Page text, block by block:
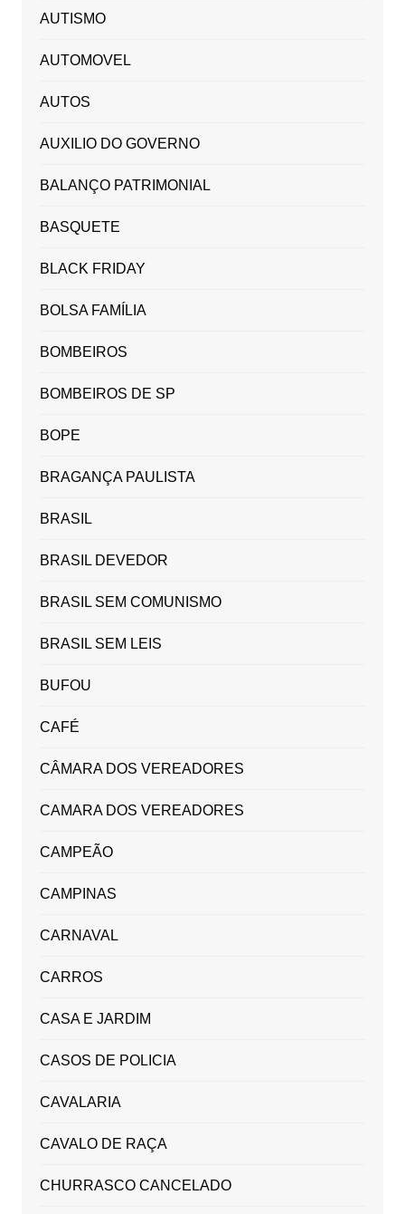
AUTISMO
AUTOMOVEL
AUTOS
AUXILIO DO GOVERNO
BALANÇO PATRIMONIAL
BASQUETE
BLACK FRIDAY
BOLSA FAMÍLIA
BOMBEIROS
BOMBEIROS DE SP
BOPE
BRAGANÇA PAULISTA
BRASIL
BRASIL DEVEDOR
BRASIL SEM COMUNISMO
BRASIL SEM LEIS
BUFOU
CAFÉ
CÂMARA DOS VEREADORES
CAMARA DOS VEREADORES
CAMPEÃO
CAMPINAS
CARNAVAL
CARROS
CASA E JARDIM
CASOS DE POLICIA
CAVALARIA
CAVALO DE RAÇA
CHURRASCO CANCELADO